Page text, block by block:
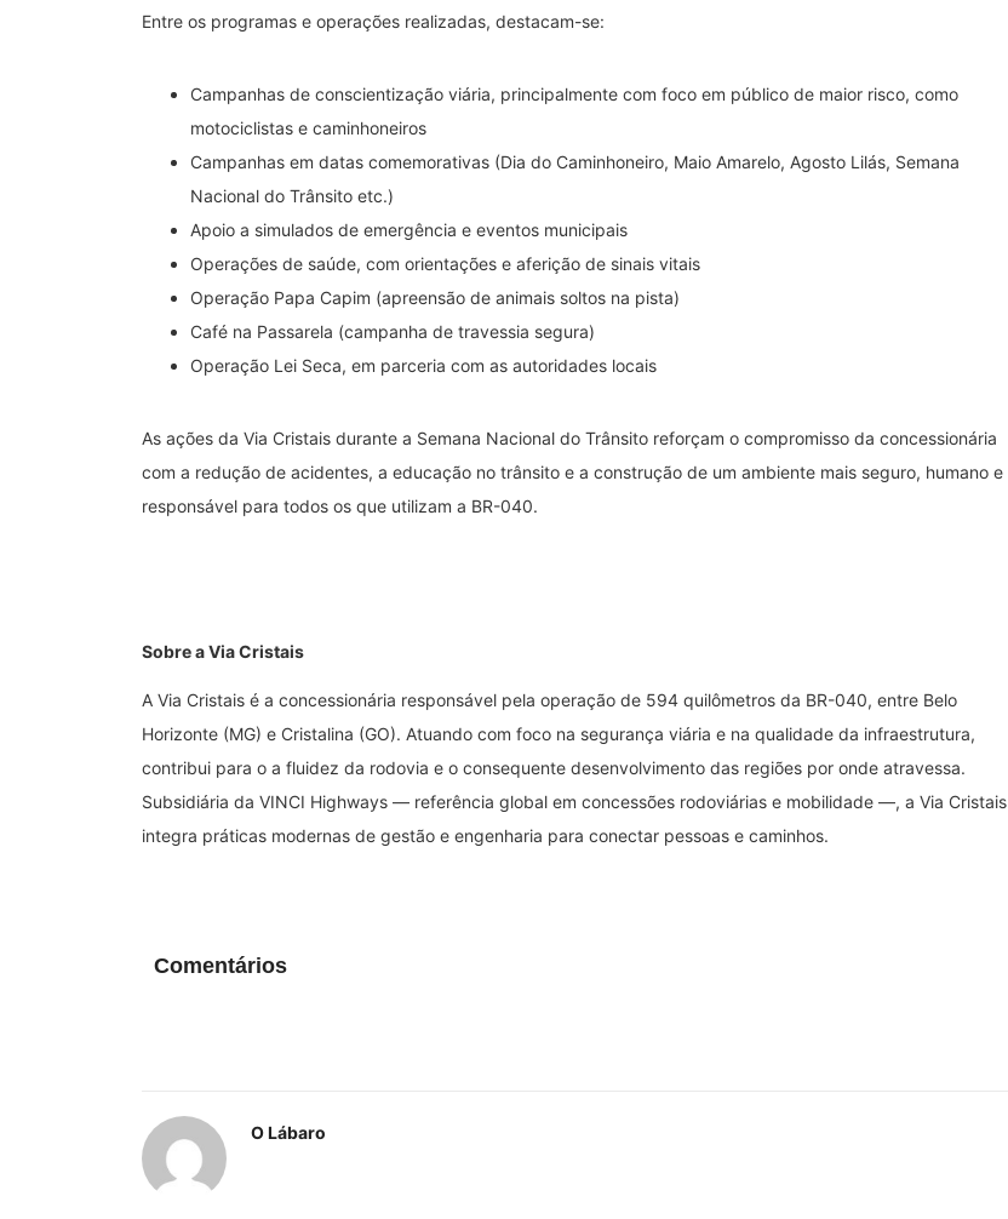
Entre os programas e operações realizadas, destacam-se:
Campanhas de conscientização viária, principalmente com foco em público de maior risco, como
motociclistas e caminhoneiros
Campanhas em datas comemorativas (Dia do Caminhoneiro, Maio Amarelo, Agosto Lilás, Semana
Nacional do Trânsito etc.)
Apoio a simulados de emergência e eventos municipais
Operações de saúde, com orientações e aferição de sinais vitais
Operação Papa Capim (apreensão de animais soltos na pista)
Café na Passarela (campanha de travessia segura)
Operação Lei Seca, em parceria com as autoridades locais
As ações da Via Cristais durante a Semana Nacional do Trânsito reforçam o compromisso da concessionária
com a redução de acidentes, a educação no trânsito e a construção de um ambiente mais seguro, humano e
responsável para todos os que utilizam a BR-040.
Sobre a Via Cristais
A Via Cristais é a concessionária responsável pela operação de 594 quilômetros da BR-040, entre Belo
Horizonte (MG) e Cristalina (GO). Atuando com foco na segurança viária e na qualidade da infraestrutura,
contribui para o a fluidez da rodovia e o consequente desenvolvimento das regiões por onde atravessa.
Subsidiária da VINCI Highways — referência global em concessões rodoviárias e mobilidade —, a Via Cristais
integra práticas modernas de gestão e engenharia para conectar pessoas e caminhos.
Comentários
O Lábaro